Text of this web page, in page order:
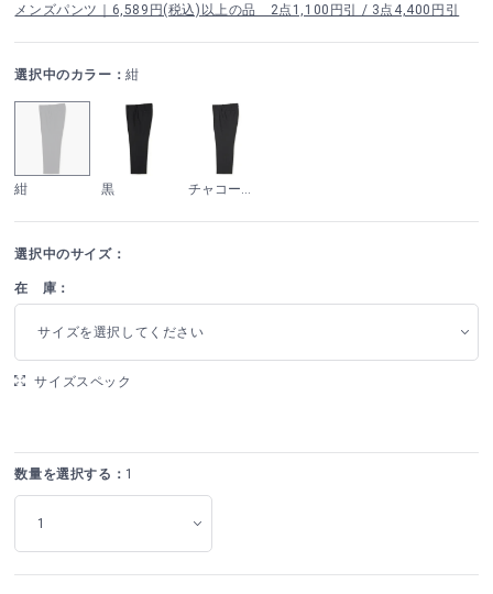
メンズパンツ｜6,589円(税込)以上の品 2点1,100円引 / 3点4,400円引
選択中のカラー：紺
紺 黒 チャコールグレー
選択中のサイズ：
在 庫：
サイズを選択してください
サイズスペック
数量を選択する： 1